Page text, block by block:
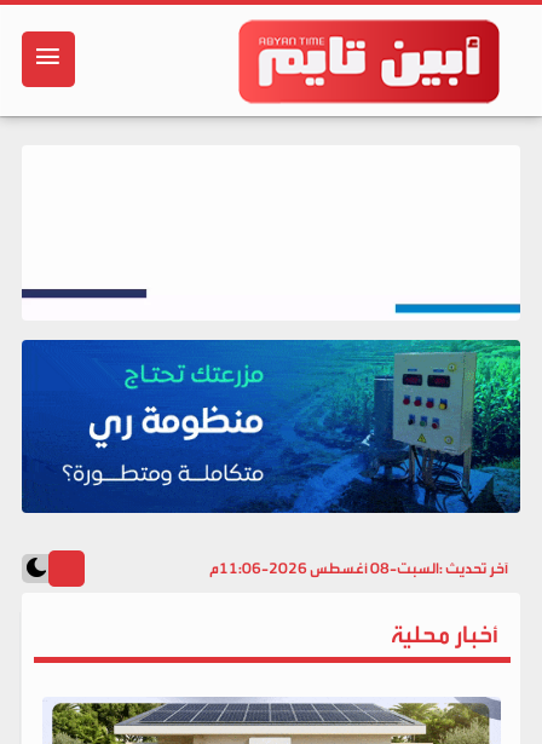
آخر تحديث :السبت-08 أغسطس 2026-11:06م
أخبار محلية